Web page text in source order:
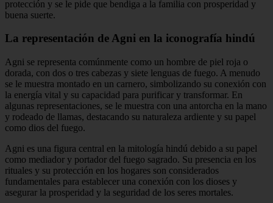
protección y se le pide que bendiga a la familia con prosperidad y
buena suerte.
La representación de Agni en la iconografía hindú
Agni se representa comúnmente como un hombre de piel roja o
dorada, con dos o tres cabezas y siete lenguas de fuego. A menudo
se le muestra montado en un carnero, simbolizando su conexión con
la energía vital y su capacidad para purificar y transformar. En
algunas representaciones, se le muestra con una antorcha en la mano
y rodeado de llamas, destacando su naturaleza ardiente y su papel
como dios del fuego.
Agni es una figura central en la mitología hindú debido a su papel
como mediador y portador del fuego sagrado. Su presencia en los
rituales y su protección en los hogares son considerados
fundamentales para establecer una conexión con los dioses y
asegurar la prosperidad y la seguridad de los seres mortales.